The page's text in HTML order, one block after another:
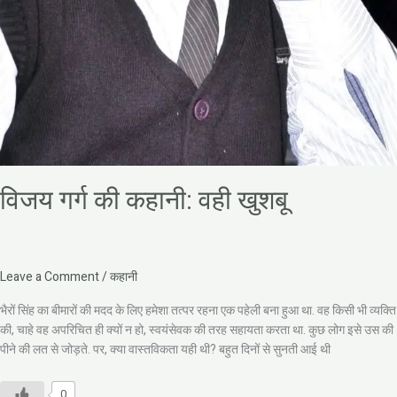
विजय गर्ग की कहानी: वही खुशबू
Leave a Comment/कहानी
भैरों सिंह का बीमारों की मदद के लिए हमेशा तत्पर रहना एक पहेली बना हुआ था. वह किसी भी व्यक्ति
की, चाहे वह अपरिचित ही क्यों न हो, स्वयंसेवक की तरह सहायता करता था. कुछ लोग इसे उस की
पीने की लत से जोड़ते. पर, क्या वास्तविकता यही थी? बहुत दिनों से सुनती आई थी